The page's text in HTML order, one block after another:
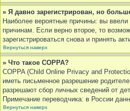
» Я давно зарегистрирован, но
Наиболее вероятные причины: вы
причинам. Если верно второе, то
зарегистрироваться снова и принять
Вернуться наверх
» Что такое COPPA?
COPPA (Child Online Privacy and
иметь письменное разрешение
разрешают сбор личных сведений от
Примечание переводчика: в России
Вернуться наверх